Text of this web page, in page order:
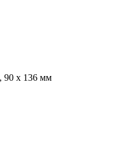
90 x 136 мм